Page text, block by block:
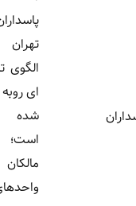
پاسداران
تهران با
الگوی تازه
ای روبه رو
شده
است؛
مالکان
واحدهای